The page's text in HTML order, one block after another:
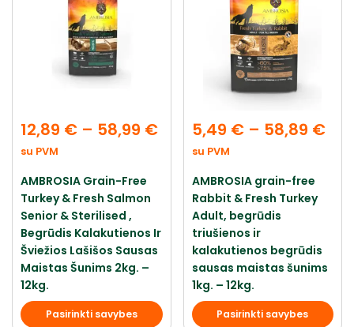
12,89 € – 58,99 €
su PVM
AMBROSIA Grain-Free
Turkey & Fresh Salmon
Senior & Sterilised ,
Begrūdis Kalakutienos Ir
Šviežios Lašišos Sausas
Maistas Šunims 2kg. –
12kg.
Pasirinkti savybes
5,49 € – 58,89 €
su PVM
AMBROSIA grain-free
Rabbit & Fresh Turkey
Adult, begrūdis
triušienos ir
kalakutienos begrūdis
sausas maistas šunims
1kg. – 12kg.
Pasirinkti savybes